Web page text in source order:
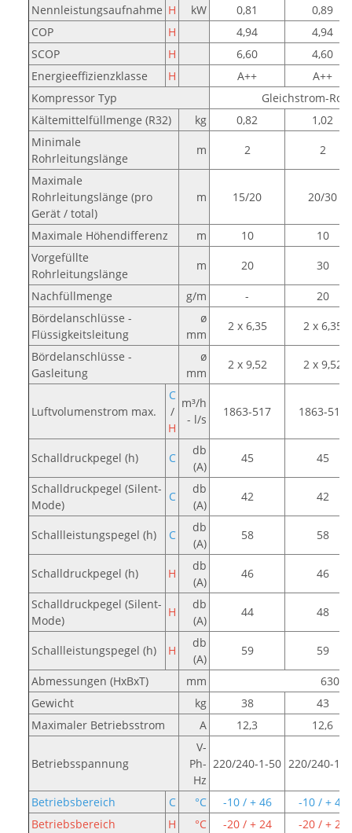
Nennleistungsaufnahme H kW 0,81
0,89
COP
H 4,94
4,94
SCOP
H 6,60
4,60
Energieeffizienzklasse
H A++
A++
Kompressor Typ
Gleichstrom-
Kältemittelfüllmenge (R32)
kg 0,82
1,02
Minimale
Rohrleitungslänge
m 2 2
Maximale
Rohrleitungslänge (pro
Gerät / total)
m 15/20 20/30
Maximale Höhendifferenz m 10
10
Vorgefüllte
Rohrleitungslänge
m 20 30
Nachfüllmenge g/m -
20
Bördelanschlüsse -
Flüssigkeitsleitung
ø
mm
2 x 6,35 2 x 6,35
Bördelanschlüsse -
Gasleitung
ø
mm
2 x 9,52 2 x 9,52
Luftvolumenstrom max.
C
/
H
m³/h
- l/s
1863-517 1863-517
Schalldruckpegel (h) C
db
(A)
45 45
Schalldruckpegel (Silent-
Mode)
C
db
(A)
42 42
Schallleistungspegel (h) C
db
(A)
58 58
Schalldruckpegel (h) H
db
(A)
46 46
Schalldruckpegel (Silent-
Mode)
H
db
(A)
44 48
Schallleistungspegel (h) H
db
(A)
59 59
Abmessungen (HxBxT) mm
630 x
Gewicht
kg 38
43
Maximaler Betriebsstrom
A 12,3 12,6
Betriebsspannung
V-
Ph-
Hz
220/240-1-50 220/240-1-
Betriebsbereich C °C -10 / + 46
-10 / + 46
Betriebsbereich
H °C -20 / + 24
-20 / + 24